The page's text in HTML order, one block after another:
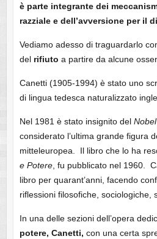
è parte integrante dei
razziale e dell’avversione per il
Vediamo adesso di traguardarlo
del rifiuto a partire da alcune
Canetti (1905-1994) è stato uno
di lingua tedesca naturalizzato
Nel 1981 è stato insignito del Nobel
considerato l’ultima grande figura
mitteleuropea. Il libro che lo ha
e Potere, fu pubblicato nel 1960.
libro per quarant’anni, facendo
riflessioni filosofiche, sociologiche,
In una delle sezioni dell’opera
potere, Canetti, con una certa